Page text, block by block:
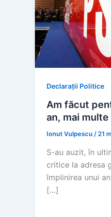
Declarații Politice
Am făcut
an, mai
Ionut Vulpescu /21
S-au auzit, în
critice la adresa
împlinirea unui
[…]